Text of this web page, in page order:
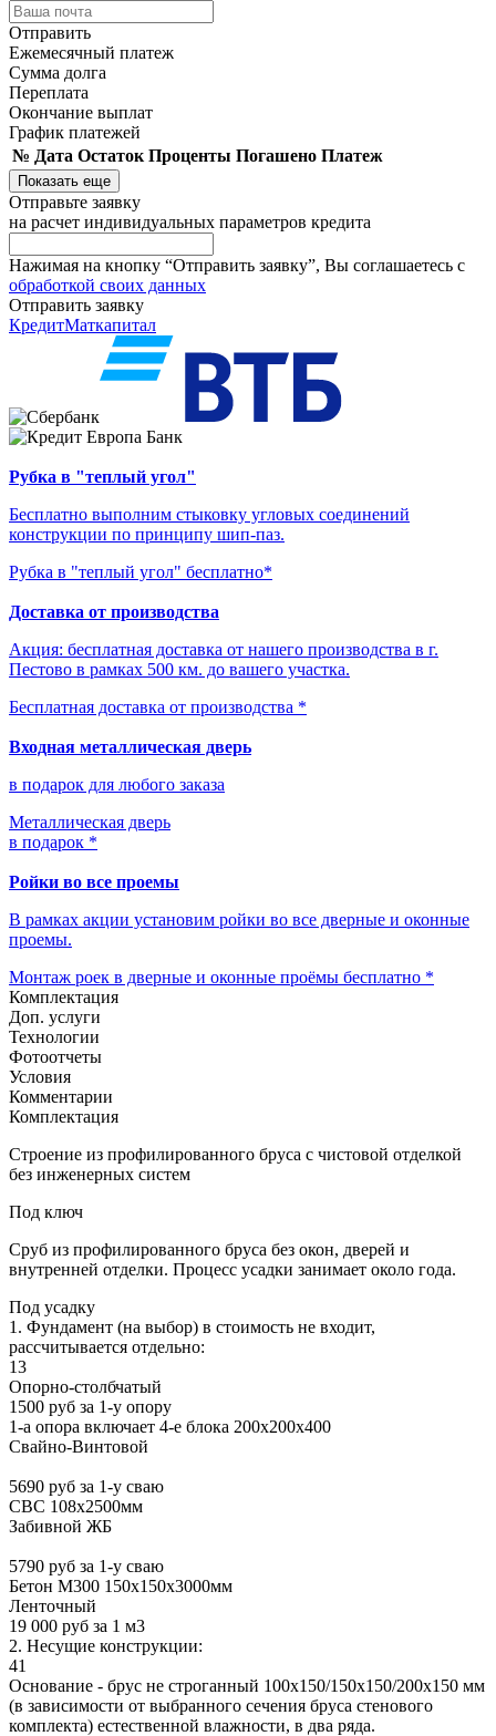
Отправить
Ежемесячный платеж
Сумма долга
Переплата
Окончание выплат
График платежей
№ Дата Остаток Проценты Погашено Платеж
Показать еще
Отправьте заявку
на расчет индивидуальных параметров кредита
Нажимая на кнопку “Отправить заявку”, Вы соглашаетесь с
обработкой своих данных
Отправить заявку
КредитМаткапитал
Рубка в "теплый угол"
Бесплатно выполним стыковку угловых соединений
конструкции по принципу шип-паз.
Рубка в "теплый угол" бесплатно*
Доставка от производства
Акция: бесплатная доставка от нашего производства в г.
Пестово в рамках 500 км. до вашего участка.
Бесплатная доставка от производства *
Входная металлическая дверь
в подарок для любого заказа
Металлическая дверь
в подарок *
Ройки во все проемы
В рамках акции установим ройки во все дверные и оконные
проемы.
Монтаж роек в дверные и оконные проёмы бесплатно *
Комплектация
Доп. услуги
Технологии
Фотоотчеты
Условия
Комментарии
Комплектация
Строение из профилированного бруса с чистовой отделкой
без инженерных систем
Под ключ
Сруб из профилированного бруса без окон, дверей и
внутренней отделки. Процесс усадки занимает около года.
Под усадку
1. Фундамент (на выбор) в стоимость не входит,
рассчитывается отдельно:
13
Опорно-столбчатый
1500 руб за 1-у опору
1-а опора включает 4-е блока 200х200х400
Свайно-Винтовой
5690 руб за 1-у сваю
СВС 108х2500мм
Забивной ЖБ
5790 руб за 1-у сваю
Бетон М300 150х150х3000мм
Ленточный
19 000 руб за 1 м3
2. Несущие конструкции:
41
Основание - брус не строганный 100х150/150х150/200х150 мм
(в зависимости от выбранного сечения бруса стенового
комплекта) естественной влажности, в два ряда.